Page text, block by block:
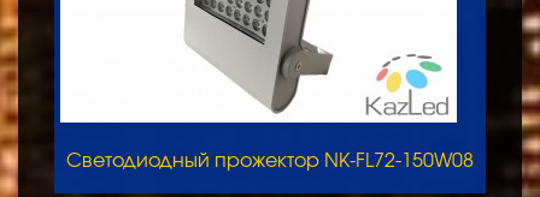
Светодиодный прожектор NK-FL72-150W08